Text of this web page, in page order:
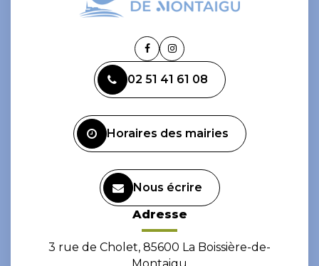
Lien
le
compte
Lien
le
compte
02 51 41 61 08
Horaires des mairies
Nous écrire
Adresse
3 rue de Cholet, 85600 La Boissière-de-